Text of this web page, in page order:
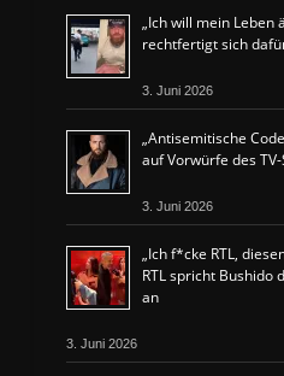
„Ich will mein Leben
rechtfertigt sich
3. Juni 2026
„Antisemitische
auf Vorwürfe des
3. Juni 2026
„Ich f*cke RTL,
RTL spricht Bushido
an
3. Juni 2026